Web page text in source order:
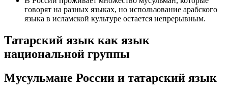
говорят на разных языках, но использование арабского
языка в исламской культуре остается непрерывным.
Татарский язык как язык
национальной группы
Мусульмане России и татарский язык